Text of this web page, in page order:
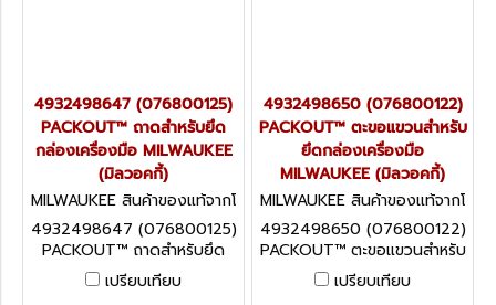
4932498647 (076800125)
PACKOUT™ ถาดสำหรับยึด
กล่องเครื่องมือ MILWAUKEE
(มิลวอคกี้)
MILWAUKEE สินค้าของแท้จากโ
รงงานผู้ผลิต 4932498647
(076800125)
4932498647 (076800125)
PACKOUT™ ถาดสำหรับยึด
กล่องเครื่องมือ MILWAUKEE
(มิลวอคกี้)
เปรียบเทียบ
4932498650 (076800122)
PACKOUT™ ตะขอแขวนสำหรับ
ยึดกล่องเครื่องมือ
MILWAUKEE (มิลวอคกี้)
MILWAUKEE สินค้าของแท้จากโ
รงงานผู้ผลิต 4932498650
(076800122)
4932498650 (076800122)
PACKOUT™ ตะขอแขวนสำหรับ
ยึดกล่องเครื่องมือ
MILWAUKEE (มิลวอคกี้)
เปรียบเทียบ